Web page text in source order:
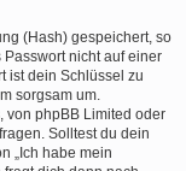
(Hash) gespeichert, so
nicht auf einer
ist dein Schlüssel zu
sorgsam um.
von phpBB Limited oder
Solltest du dein
„Ich habe mein